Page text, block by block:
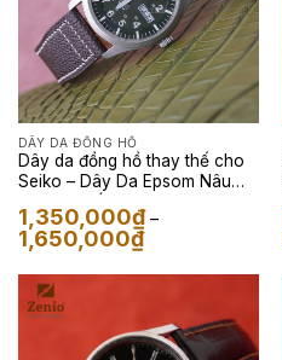
DÂY DA ĐỒNG HỒ
Dây da đồng hồ thay thế cho
Seiko – Dây Da Epsom Nâu
1,350,000₫ –
1,650,000₫Khoảng
giá:
1,650,000₫